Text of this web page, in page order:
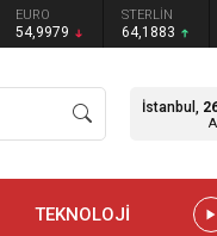
EURO
54,9979
STERLİN
64,1883
İstanbul,
TEKNOLOJİ